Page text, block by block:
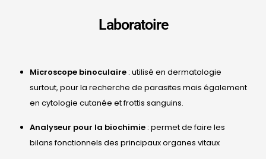
Laboratoire
Microscope binoculaire : utilisé en dermatologie
surtout, pour la recherche de parasites mais également
en cytologie cutanée et frottis sanguins.
Analyseur pour la biochimie : permet de faire les
bilans fonctionnels des principaux organes vitaux